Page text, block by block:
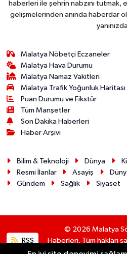
haberleri ile şehrin nabzını
gelişmelerinden anında haberdar
Malatya Nöbetçi Eczaneler
Malatya Hava Durumu
Malatya Namaz Vakitleri
Malatya Trafik Yoğunluk Haritası
Puan Durumu ve Fikstür
Tüm Manşetler
Son Dakika Haberleri
Haber Arşivi
Bilim & Teknoloji Dünya
Resmi İlanlar
Asayiş
Gündem
Sağlık Siyaset
RSS
© 2026 Malatya
Haberleri. Tüm hakları
alıntı